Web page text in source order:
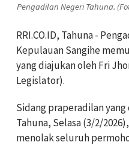
Pengadilan Negeri Tahuna.
RRI.CO.ID, Tahuna -
Kepulauan Sangihe
yang diajukan oleh Fri
Legislator).
Sidang praperadilan
Tahuna, Selasa (3/2/
menolak seluruh